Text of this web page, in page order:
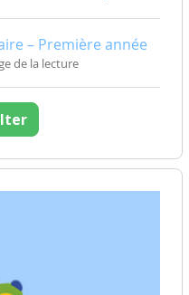
– Première année
de la lecture